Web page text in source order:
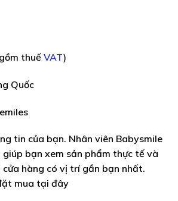
thuế VAT)
Quốc
tin của bạn. Nhân viên Babysmile
giúp bạn xem sản phẩm thực tế và
hàng có vị trí gần bạn nhất.
mua tại đây